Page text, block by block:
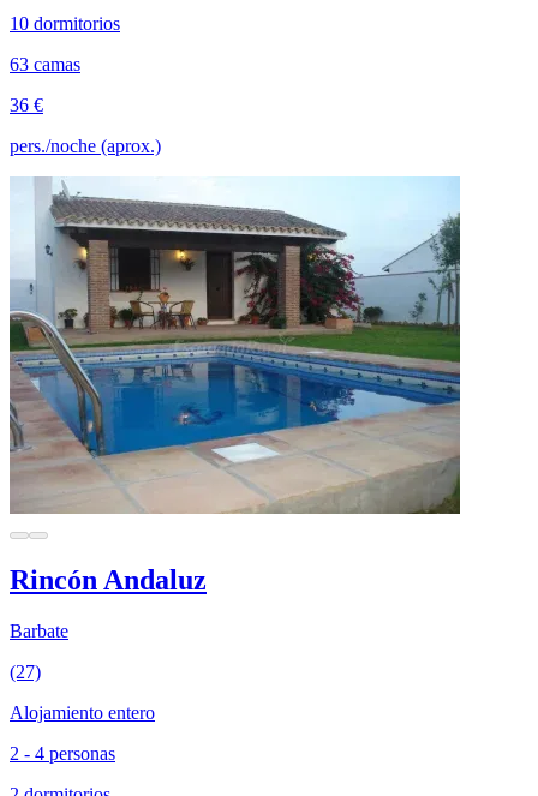
10 dormitorios
63 camas
36 €
pers./noche (aprox.)
Rincón Andaluz
Barbate
(27)
Alojamiento entero
2 - 4 personas